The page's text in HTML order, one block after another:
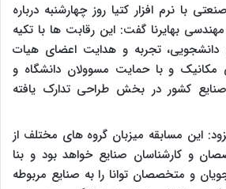
با نرم افزار کتیا روز چهارشنبه درباره
بهایرنا گفت: این رقابت ها با تکیه
دانشجویی، تجربه و هدایت اعضای هیات
و با حمایت مسوولان دانشگاه و
کشور در بخش طراحی تدارک یافته
این مسابقه میزبان گروه های مختلف از
و کارشناسان صنایع خواهد بود و بنا
و متخصصان توانا را به صنایع مربوطه